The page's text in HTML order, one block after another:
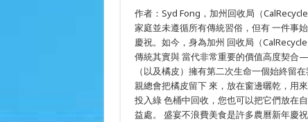
更
費、
更
有
心
意
的
方
式
作者：Syd Fong，加州回收局（
家庭並未遵循所有傳統習俗，但有 一件
慶祝。如今，身為加州 回收局（
傳統其實與 當代非常重要的價值高度契
（以及橘皮）擁有第二次生命一個始終留
親總會把橘皮留下 來，放在窗邊曬乾，用
投入綠 色桶中回收，您也可以把它們放
益處。 盛宴不浪費美食是許多農曆新年慶